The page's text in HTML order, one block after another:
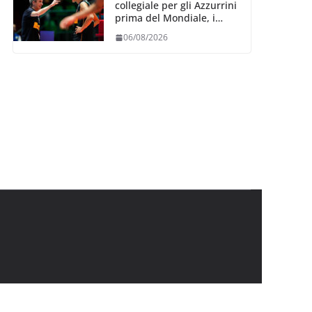
collegiale per gli Azzurrini
prima del Mondiale, i
06/08/2026